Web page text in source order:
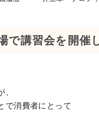
で講習会を開催
で消費者にとって